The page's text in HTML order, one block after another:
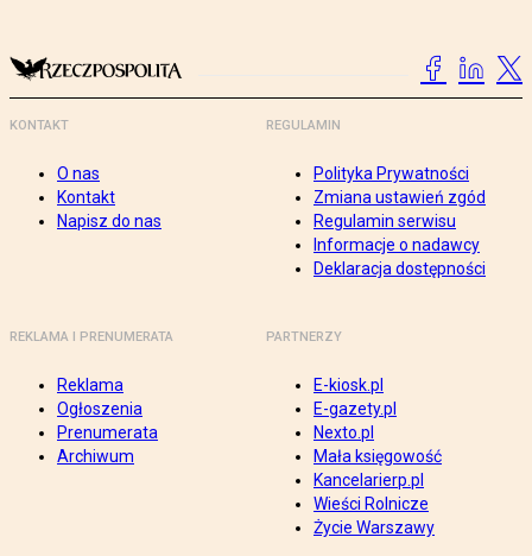
KONTAKT
O nas
Kontakt
Napisz do nas
REGULAMIN
Polityka Prywatności
Zmiana ustawień zgód
Regulamin serwisu
Informacje o nadawcy
Deklaracja dostępności
REKLAMA I PRENUMERATA
Reklama
Ogłoszenia
Prenumerata
Archiwum
PARTNERZY
E-kiosk.pl
E-gazety.pl
Nexto.pl
Mała księgowość
Kancelarierp.pl
Wieści Rolnicze
Życie Warszawy